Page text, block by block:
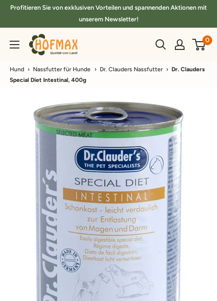
DirektProfitieren Sie von exklusiven Vorteilen und spannenden Aktionen mit
unserem Newsletter!
hofmax.de 0
Hund › Nassfutter für Hunde › Dr. Clauders Nassfutter › Dr. Clauders
Special Diet Intestinal, 400g